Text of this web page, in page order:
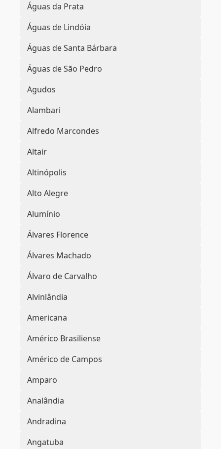
Águas da Prata
Águas de Lindóia
Águas de Santa Bárbara
Águas de São Pedro
Agudos
Alambari
Alfredo Marcondes
Altair
Altinópolis
Alto Alegre
Alumínio
Álvares Florence
Álvares Machado
Álvaro de Carvalho
Alvinlândia
Americana
Américo Brasiliense
Américo de Campos
Amparo
Analândia
Andradina
Angatuba